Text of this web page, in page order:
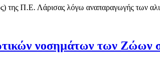
της Π.Ε. Λάρισας λόγω αναπαραγωγής των
νοσημάτων των Ζώων